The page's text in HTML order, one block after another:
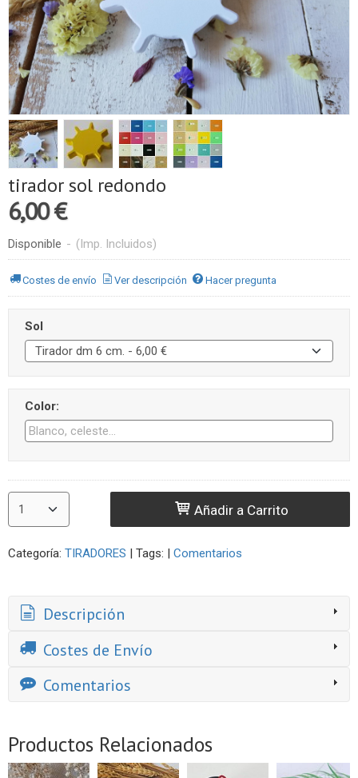
tirador sol redondo
6,00 €
Disponible - (Imp. Incluidos)
Costes de envío Ver descripción Hacer pregunta
Sol
Color:
Añadir a Carrito
Categoría: TIRADORES | Tags: | Comentarios
Descripción
Costes de Envío
Comentarios
Productos Relacionados